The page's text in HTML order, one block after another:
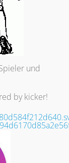
und
by kicker!